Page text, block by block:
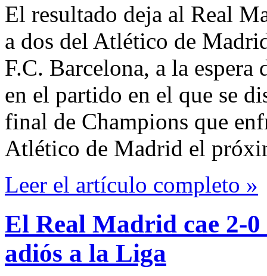
El resultado deja al Real
a dos del Atlético de
F.C. Barcelona, a la espera
en el partido en el que se
final de Champions que
Atlético de Madrid el
Leer el artículo completo »
El Real Madrid cae 2-
adiós a la Liga